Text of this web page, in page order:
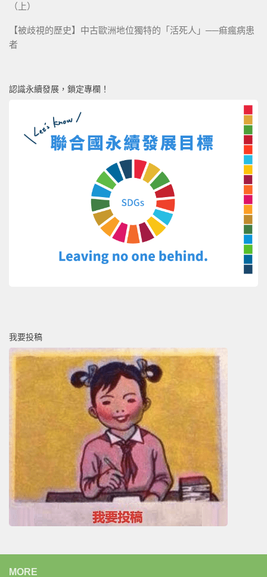
（上）
【被歧視的歷史】中古歐洲地位獨特的「活死人」──痲瘋病患
者
認識永續發展，鎖定專欄！
我要投稿
MORE